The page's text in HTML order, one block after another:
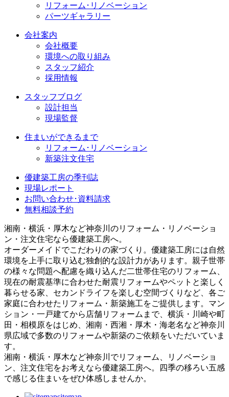
リフォーム･リノベーション
パーツギャラリー
会社案内
会社概要
環境への取り組み
スタッフ紹介
採用情報
スタッフブログ
設計担当
現場監督
住まいができるまで
リフォーム･リノベーション
新築注文住宅
優建築工房の季刊誌
現場レポート
お問い合わせ･資料請求
無料相談予約
湘南・横浜・厚木など神奈川のリフォーム・リノベーショ
ン・注文住宅なら優建築工房へ。
オーダーメイドでこだわりの家づくり。優建築工房には自然
環境を上手に取り込む独創的な設計力があります。親子世帯
の様々な問題へ配慮を織り込んだ二世帯住宅のリフォーム、
現在の耐震基準に合わせた耐震リフォームやペットと楽しく
暮らせる家、セカンドライフを楽しむ空間づくりなど、各ご
家庭に合わせたリフォーム・新築施工をご提供します。マン
ション・一戸建てから店舗リフォームまで、横浜・川崎や町
田・相模原をはじめ、湘南・西湘・厚木・海老名など神奈川
県広域で多数のリフォームや新築のご依頼をいただいていま
す。
湘南・横浜・厚木など神奈川でリフォーム、リノベーショ
ン、注文住宅をお考えなら優建築工房へ。四季の移ろい五感
で感じる住まいをぜひ体感しませんか。